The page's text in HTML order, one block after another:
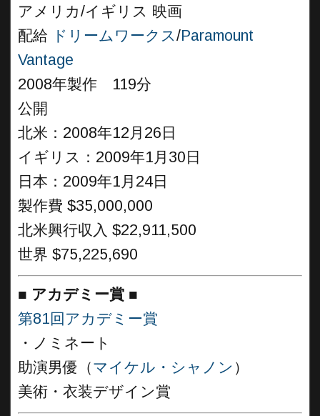
アメリカ/イギリス 映画
配給 ドリームワークス/Paramount
Vantage
2008年製作 119分
公開
北米：2008年12月26日
イギリス：2009年1月30日
日本：2009年1月24日
製作費 $35,000,000
北米興行収入 $22,911,500
世界 $75,225,690
■ アカデミー賞 ■
第81回アカデミー賞
・ノミネート
助演男優（マイケル・シャノン ）
美術・衣装デザイン賞